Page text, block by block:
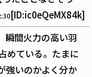
[ID:ic0eQeMX84k]
瞬間火力の高い羽
めている。たまに
強いのかよく分か